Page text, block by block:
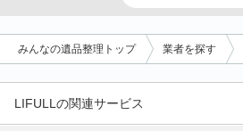
みんなの遺品整理トップ 業者を探す
LIFULLの関連サービス